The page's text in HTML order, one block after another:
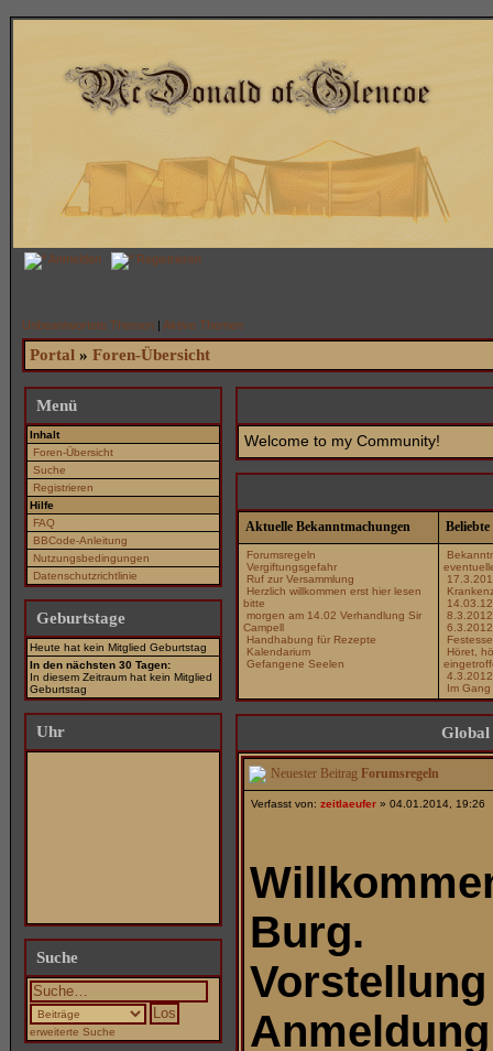
Anmelden Registrieren
Unbeantwortete Themen | Aktive Themen
Portal » Foren-Übersicht
Menü
Inhalt
Foren-Übersicht
Suche
Registrieren
Hilfe
FAQ
BBCode-Anleitung
Nutzungsbedingungen
Datenschutzrichtlinie
Geburtstage
Heute hat kein Mitglied Geburtstag
In den nächsten 30 Tagen:
In diesem Zeitraum hat kein Mitglied
Geburtstag
Uhr
Suche
erweiterte Suche
Welcome to my Community!
Aktuelle Bekanntmachungen
Forumsregeln
Vergiftungsgefahr
Ruf zur Versammlung
Herzlich willkommen erst hier lesen
bitte
morgen am 14.02 Verhandlung Sir
Campell
Handhabung für Rezepte
Kalendarium
Gefangene Seelen
Höret,
Im
Global
Forumsregeln
Verfasst von: zeitlaeufer» 04.01.2014, 19:26
Burg.